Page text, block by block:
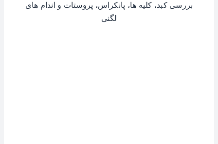
بررسی کبد، کلیه ها، پانکراس، پروستات و اندام های
لگنی